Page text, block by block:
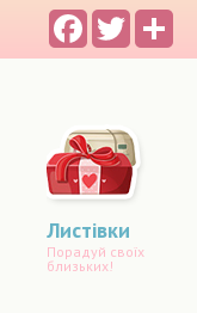
FacebookTwitter
Листівки
Порадуй своїх
близьких!